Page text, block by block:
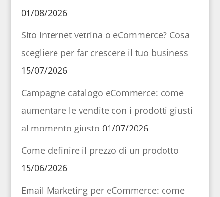
01/08/2026
Sito internet vetrina o eCommerce? Cosa
scegliere per far crescere il tuo business
15/07/2026
Campagne catalogo eCommerce: come
aumentare le vendite con i prodotti giusti
al momento giusto 01/07/2026
Come definire il prezzo di un prodotto
15/06/2026
Email Marketing per eCommerce: come